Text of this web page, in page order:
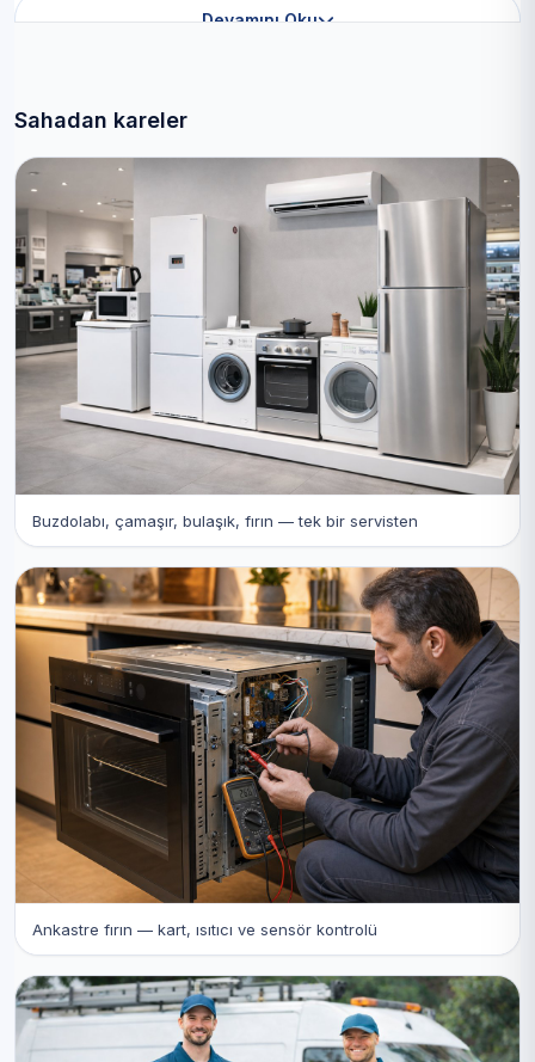
Devamını Oku
Sahadan kareler
Buzdolabı, çamaşır, bulaşık, fırın — tek bir servisten
Ankastre fırın — kart, ısıtıcı ve sensör kontrolü